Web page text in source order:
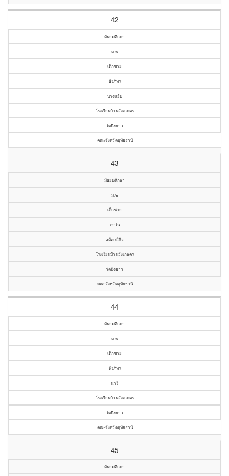
42
มัธยมศึกษา
ม.๒
เด็กชาย
ธีรภัทร
นางแย้ม
โรงเรียนบ้านวังเกษตร
วัดบึงยาว
คณะจังหวัดอุทัยธานี
43
มัธยมศึกษา
ม.๒
เด็กชาย
ตะวัน
สมัคกสิกิจ
โรงเรียนบ้านวังเกษตร
วัดบึงยาว
คณะจังหวัดอุทัยธานี
44
มัธยมศึกษา
ม.๒
เด็กชาย
พีรภัทร
นารี
โรงเรียนบ้านวังเกษตร
วัดบึงยาว
คณะจังหวัดอุทัยธานี
45
มัธยมศึกษา